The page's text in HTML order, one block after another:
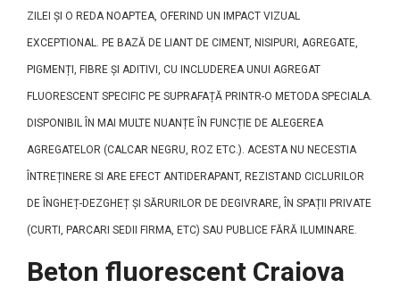
ZILEI ȘI O REDA NOAPTEA, OFERIND UN IMPACT VIZUAL
EXCEPTIONAL. PE BAZĂ DE LIANT DE CIMENT, NISIPURI, AGREGATE,
PIGMENȚI, FIBRE ȘI ADITIVI, CU INCLUDEREA UNUI AGREGAT
FLUORESCENT SPECIFIC PE SUPRAFAȚĂ PRINTR-O METODA SPECIALA.
DISPONIBIL ÎN MAI MULTE NUANȚE ÎN FUNCȚIE DE ALEGEREA
AGREGATELOR (CALCAR NEGRU, ROZ ETC.). ACESTA NU NECESTIA
ÎNTREȚINERE SI ARE EFECT ANTIDERAPANT, REZISTAND CICLURILOR
DE ÎNGHEȚ-DEZGHEȚ ȘI SĂRURILOR DE DEGIVRARE, ÎN SPAȚII PRIVATE
(CURTI, PARCARI SEDII FIRMA, ETC) SAU PUBLICE FĂRĂ ILUMINARE.
Beton fluorescent Craiova